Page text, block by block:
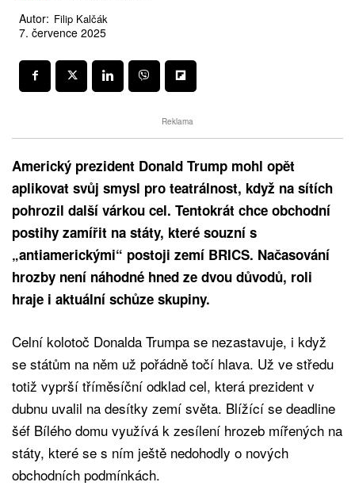
Autor: Filip Kalčák
7. července 2025
Reklama
Americký prezident Donald Trump mohl opět
aplikovat svůj smysl pro teatrálnost, když na sítích
pohrozil další várkou cel. Tentokrát chce obchodní
postihy zamířit na státy, které souzní s
„antiamerickými“ postoji zemí BRICS. Načasování
hrozby není náhodné hned ze dvou důvodů, roli
hraje i aktuální schůze skupiny.
Celní kolotoč Donalda Trumpa se nezastavuje, i když
se státům na něm už pořádně točí hlava. Už ve středu
totiž vyprší tříměsíční odklad cel, která prezident v
dubnu uvalil na desítky zemí světa. Blížící se deadline
šéf Bílého domu využívá k zesílení hrozeb mířených na
státy, které se s ním ještě nedohodly o nových
obchodních podmínkách.